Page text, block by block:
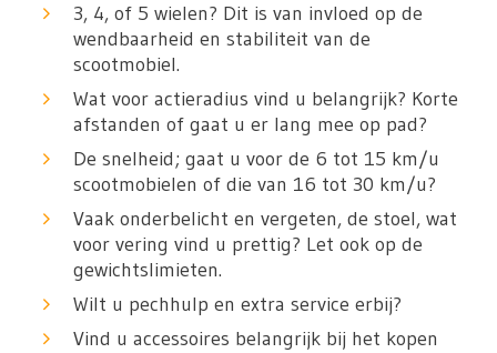
3, 4, of 5 wielen? Dit is van invloed op de
wendbaarheid en stabiliteit van de
scootmobiel.
Wat voor actieradius vind u belangrijk? Korte
afstanden of gaat u er lang mee op pad?
De snelheid; gaat u voor de 6 tot 15 km/u
scootmobielen of die van 16 tot 30 km/u?
Vaak onderbelicht en vergeten, de stoel, wat
voor vering vind u prettig? Let ook op de
gewichtslimieten.
Wilt u pechhulp en extra service erbij?
Vind u accessoires belangrijk bij het kopen